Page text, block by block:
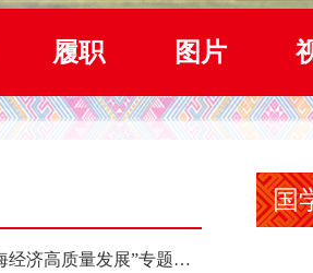
履职 图片
自治区政协召开“推动向海经济高质量发展”专题调研座谈会 钱学明出席并讲话
国